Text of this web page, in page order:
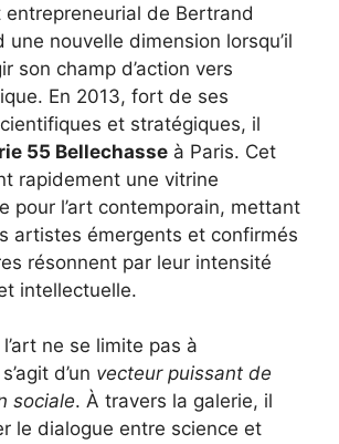
entrepreneurial de Bertrand
une nouvelle dimension lorsqu’il
son champ d’action vers
En 2013, fort de ses
et stratégiques, il
55 Bellechasse à Paris. Cet
rapidement une vitrine
pour l’art contemporain, mettant
artistes émergents et confirmés
résonnent par leur intensité
intellectuelle.
ne se limite pas à
d’un vecteur puissant de
sociale. À travers la galerie, il
le dialogue entre science et